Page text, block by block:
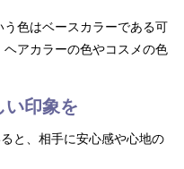
色はベースカラーである可
アカラーの色やコスメの色
印象を
と、相手に安心感や心地の